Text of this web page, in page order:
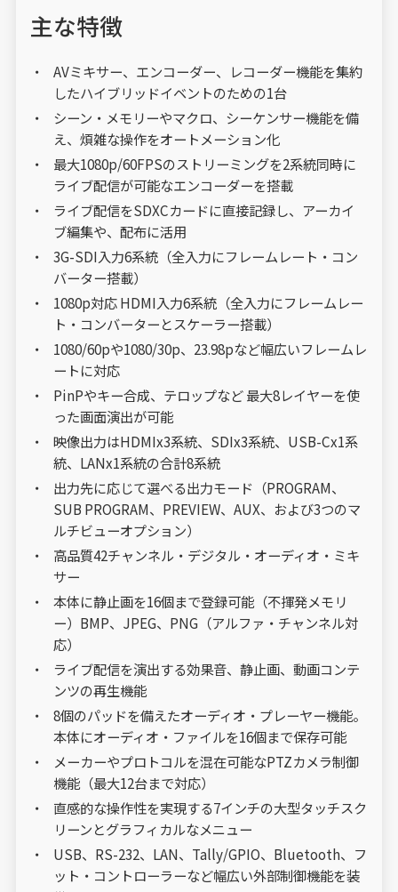
主な特徴
AVミキサー、エンコーダー、レコーダー機能を集約
したハイブリッドイベントのための1台
シーン・メモリーやマクロ、シーケンサー機能を備
え、煩雑な操作をオートメーション化
最大1080p/60FPSのストリーミングを2系統同時に
ライブ配信が可能なエンコーダーを搭載
ライブ配信をSDXCカードに直接記録し、アーカイ
ブ編集や、配布に活用
3G-SDI入力6系統（全入力にフレームレート・コン
バーター搭載）
1080p対応 HDMI入力6系統（全入力にフレームレー
ト・コンバーターとスケーラー搭載）
1080/60pや1080/30p、23.98pなど幅広いフレームレ
ートに対応
PinPやキー合成、テロップなど 最大8レイヤーを使
った画面演出が可能
映像出力はHDMIx3系統、SDIx3系統、USB-Cx1系
統、LANx1系統の合計8系統
出力先に応じて選べる出力モード（PROGRAM、
SUB PROGRAM、PREVIEW、AUX、および3つのマ
ルチビューオプション）
高品質42チャンネル・デジタル・オーディオ・ミキ
サー
本体に静止画を16個まで登録可能（不揮発メモリ
ー）BMP、JPEG、PNG（アルファ・チャンネル対
応）
ライブ配信を演出する効果音、静止画、動画コンテ
ンツの再生機能
8個のパッドを備えたオーディオ・プレーヤー機能。
本体にオーディオ・ファイルを16個まで保存可能
メーカーやプロトコルを混在可能なPTZカメラ制御
機能（最大12台まで対応）
直感的な操作性を実現する7インチの大型タッチスク
リーンとグラフィカルなメニュー
USB、RS-232、LAN、Tally/GPIO、Bluetooth、フ
ット・コントローラーなど幅広い外部制御機能を装